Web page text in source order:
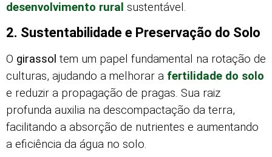
desenvolvimento rural sustentável.
2. Sustentabilidade e Preservação do Solo
O girassol tem um papel fundamental na rotação de
culturas, ajudando a melhorar a fertilidade do solo
e reduzir a propagação de pragas. Sua raiz
profunda auxilia na descompactação da terra,
facilitando a absorção de nutrientes e aumentando
a eficiência da água no solo.